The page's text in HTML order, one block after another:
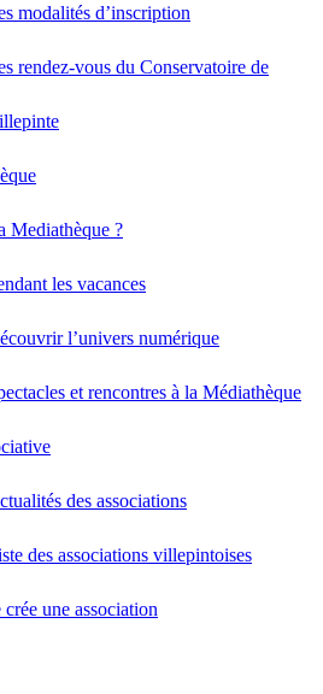
modalités d’inscription
rendez-vous du Conservatoire de
Mediathèque ?
les vacances
l’univers numérique
et rencontres à la Médiathèque
des associations
des associations villepintoises
crée une association